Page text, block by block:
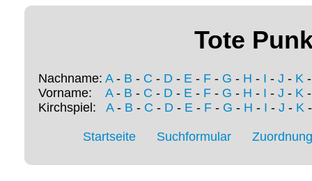
Tote
Nachname: A- B - C - D - E - F - G - H - I - J - K
Vorname: A- B - C - D - E - F - G - H - I - J - K
Kirchspiel: A- B - C - D- E- F- G - H - I - J - K
Startseite Suchformular